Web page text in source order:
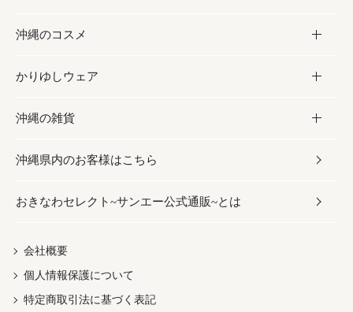
沖縄そば／乾麺
レトルト食品
乾物／粉類
塩
お酢／ドレッシング
しょうゆ
みそ
だし／スパイス／島唐辛子
黒糖
ちんすこう
伝統菓子
スナック
おつまみ
紅芋
お酒・ドリンク
泡盛
ビール・チューハイ
ワイン・ウィスキー・カクテル
ドリンク
茶葉
沖縄のコスメ
コスメ
スキンケア
ボディケア
ヘアケア
UVケア
かりゆしウェア
かりゆしウェア
メンズ
レディース
沖縄の雑貨
雑貨
沖縄ファッション
伝統工芸品
沖縄県内のお客様はこちら
おきなわセレクト~サンエー公式通販~とは
会社概要
個人情報保護について
特定商取引法に基づく表記